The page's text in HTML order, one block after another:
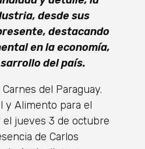
desde sus
destacando
en la economía,
del país.
del Paraguay.
y Alimento para el
jueves 3 de octubre
de Carlos